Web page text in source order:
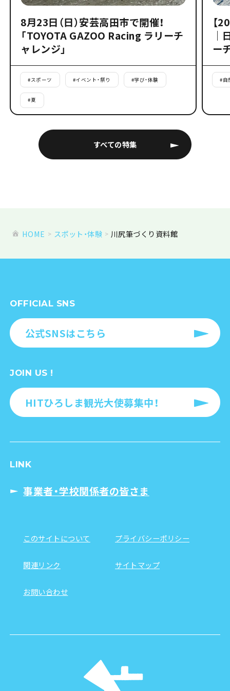
すべての特集
8月23日（日）安芸高田市で開催！
「TOYOTA GAZOO Racing ラリーチ
ャレンジ」
#スポーツ #イベント・祭り #学び・体験
#夏
【
｜
ー
#自
HOME スポット・体験 川尻筆づくり資料館
OFFICIAL SNS
公式SNSはこちら
JOIN US !
HITひろしま観光大使募集中！
LINK
事業者・学校関係者の皆さま
このサイトについて プライバシーポリシー
関連リンク サイトマップ
お問い合わせ